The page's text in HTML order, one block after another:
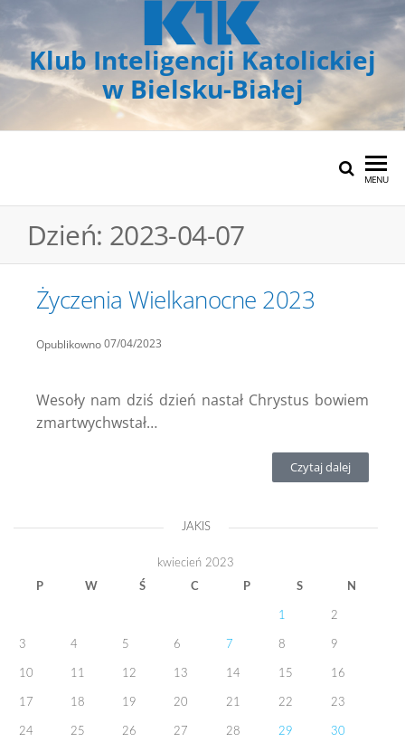
Klub Inteligencji Katolickiej
w Bielsku-Białej
MENU
Dzień: 2023-04-07
Życzenia Wielkanocne 2023
Opublikowno07/04/2023
Wesoły nam dziś dzień nastał Chrystus bowiem
zmartwychwstał…
Czytaj dalej
JAKIS
kwiecień 2023
P
W Ś C P S N
1 2
3 4 5 6 7 8 9
10 11 12 13 14 15 16
17 18 19 20 21 22 23
24 25 26 27 28 29
30